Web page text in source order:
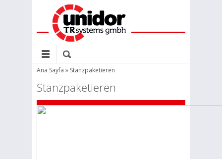
Ana Sayfa » Stanzpaketieren
Stanzpaketieren